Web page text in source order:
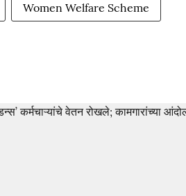
Women Welfare Scheme